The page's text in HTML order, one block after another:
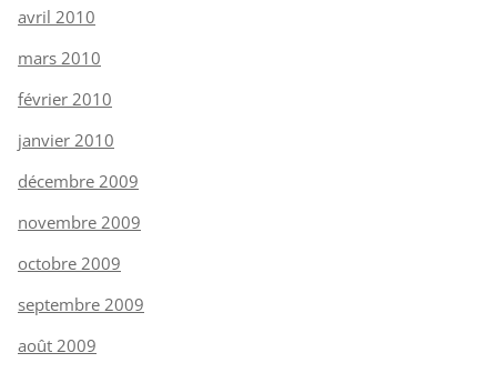
avril 2010
mars 2010
février 2010
janvier 2010
décembre 2009
novembre 2009
octobre 2009
septembre 2009
août 2009